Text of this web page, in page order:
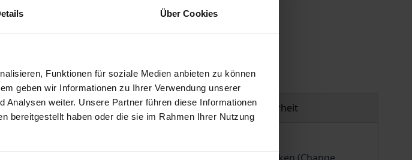
Über Cookies
Funktionen für soziale Medien anbieten zu können
geben wir Informationen zu Ihrer Verwendung unserer
weiter. Unsere Partner führen diese Informationen
bereitgestellt haben oder die sie im Rahmen Ihrer Nutzung
Angaben Produktsicherheit